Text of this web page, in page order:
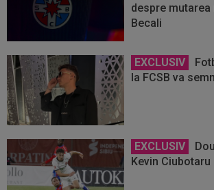
despre mutarea
Becali
EXCLUSIV
la FCSB va
EXCLUSIV
Kevin Ciubotaru